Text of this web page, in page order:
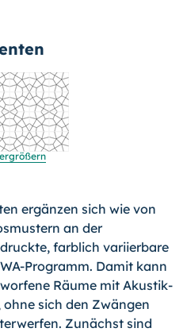
ergänzen sich wie von
an der
farblich variierbare
Pro­gramm. Damit kann
Räume mit Akustik-
sich den Zwängen
Zunächst sind